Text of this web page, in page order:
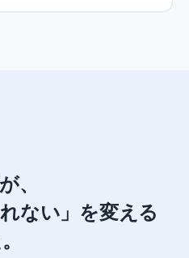
、
ない」を変える